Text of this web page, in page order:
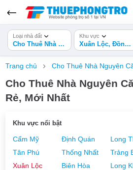
Loại nhà đất
Cho Thuê Nhà Nguyên Căn
Khu vực
Xuân Lộc, Đồng Nai
Trang chủ Cho Thuê Nhà Nguyên
Cho Thuê Nhà Nguyên
Rẻ, Mới Nhất
Khu vực nổi bật
Cẩm Mỹ Định Quán Long
Tân Phú
Thống Nhất Trảng
Xuân Lộc
Biên Hòa Long